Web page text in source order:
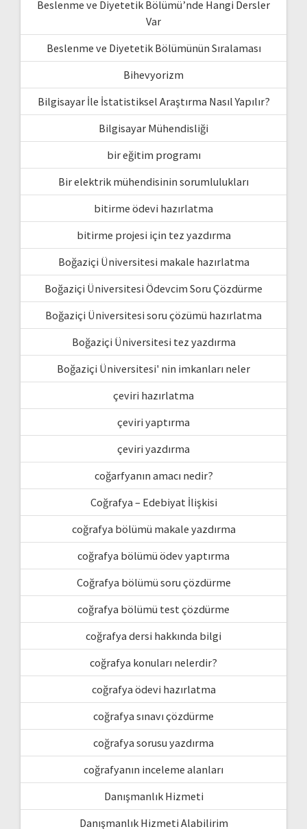
Beslenme ve Diyetetik Bölümü’nde Hangi Dersler
Var
Beslenme ve Diyetetik Bölümünün Sıralaması
Bihevyorizm
Bilgisayar İle İstatistiksel Araştırma Nasıl Yapılır?
Bilgisayar Mühendisliği
bir eğitim programı
Bir elektrik mühendisinin sorumlulukları
bitirme ödevi hazırlatma
bitirme projesi için tez yazdırma
Boğaziçi Üniversitesi makale hazırlatma
Boğaziçi Üniversitesi Ödevcim Soru Çözdürme
Boğaziçi Üniversitesi soru çözümü hazırlatma
Boğaziçi Üniversitesi tez yazdırma
Boğaziçi Üniversitesi' nin imkanları neler
çeviri hazırlatma
çeviri yaptırma
çeviri yazdırma
coğarfyanın amacı nedir?
Coğrafya – Edebiyat İlişkisi
coğrafya bölümü makale yazdırma
coğrafya bölümü ödev yaptırma
Coğrafya bölümü soru çözdürme
coğrafya bölümü test çözdürme
coğrafya dersi hakkında bilgi
coğrafya konuları nelerdir?
coğrafya ödevi hazırlatma
coğrafya sınavı çözdürme
coğrafya sorusu yazdırma
coğrafyanın inceleme alanları
Danışmanlık Hizmeti
Danışmanlık Hizmeti Alabilirim